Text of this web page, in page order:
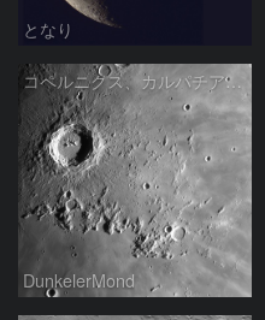
となり
コペルニクス、カルパチア山脈付近
DunkelerMond